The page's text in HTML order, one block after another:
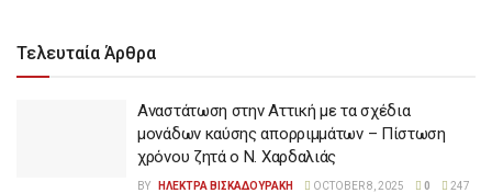
Τελευταία Άρθρα
Αναστάτωση στην Αττική με τα σχέδια
μονάδων καύσης απορριμμάτων – Πίστωση
χρόνου ζητά ο Ν. Χαρδαλιάς
BY ΗΛΕΚΤΡΑ ΒΙΣΚΑΔΟΥΡΑΚΗ OCTOBER 8, 2025 0 247